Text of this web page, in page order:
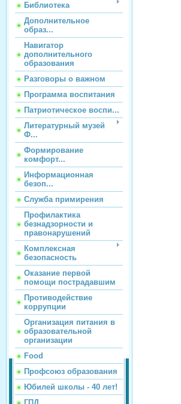
Библиотека
Дополнительное
образ...
Навигатор
дополнительного
образования
Разговоры о важном
Программа воспитания
Патриотическое воспи...
Литературный музей
Ф...
Формирование
комфорт...
Информационная
безоп...
Служба примирения
Профилактика
безнадзорности и
правонарушений
Комплексная
безопасность
Оказание первой
помощи пострадавшим
Противодействие
коррупции
Организация питания в
образовательной
организации
Food
Профсоюз образования
Юбилей школы - 40 лет!